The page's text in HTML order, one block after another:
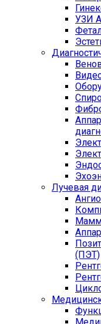
УЗИ
Лучевая
(ПЭТ)